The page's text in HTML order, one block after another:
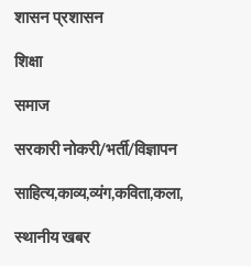
शासन प्रशासन
शिक्षा
समाज
सरकारी नोकरी/भर्ती/विज्ञापन
साहित्य,काव्य,व्यंग,कविता,कला,
स्थानीय खबर